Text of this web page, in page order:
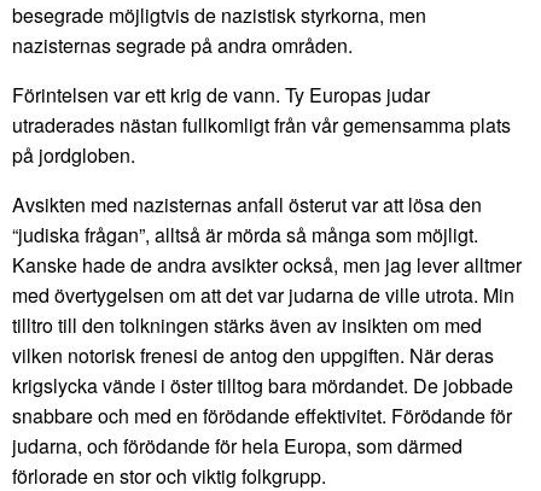
besegrade möjligtvis de nazistisk styrkorna, men
nazisternas segrade på andra områden.
Förintelsen var ett krig de vann. Ty Europas judar
utraderades nästan fullkomligt från vår gemensamma plats
på jordgloben.
Avsikten med nazisternas anfall österut var att lösa den
“judiska frågan”, alltså är mörda så många som möjligt.
Kanske hade de andra avsikter också, men jag lever alltmer
med övertygelsen om att det var judarna de ville utrota. Min
tilltro till den tolkningen stärks även av insikten om med
vilken notorisk frenesi de antog den uppgiften. När deras
krigslycka vände i öster tilltog bara mördandet. De jobbade
snabbare och med en förödande effektivitet. Förödande för
judarna, och förödande för hela Europa, som därmed
förlorade en stor och viktig folkgrupp.